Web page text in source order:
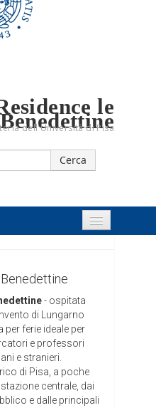
le
Benedettine
dell'Università di Pisa
- ospitata
di Lungarno
per ferie ideale per
e professori
e stranieri.
di Pisa, a poche
centrale, dai
e dalle principali